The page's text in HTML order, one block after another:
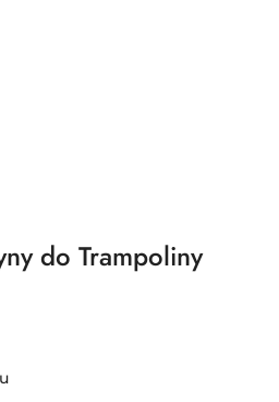
do Trampoliny